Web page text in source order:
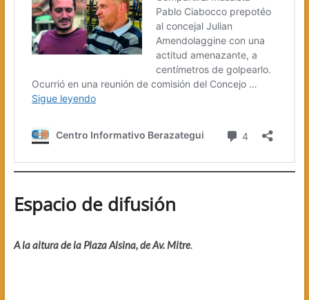
Espacio de difusión
A la altura de la Plaza Alsina, de Av. Mitre.